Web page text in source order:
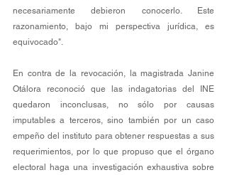
necesariamente debieron conocerlo. Este
razonamiento, bajo mi perspectiva jurídica, es
equivocado".
En contra de la revocación, la magistrada Janine
Otálora reconoció que las indagatorias del INE
quedaron inconclusas, no sólo por causas
imputables a terceros, sino también por un caso
empeño del instituto para obtener respuestas a sus
requerimientos, por lo que propuso que el órgano
electoral haga una investigación exhaustiva sobre